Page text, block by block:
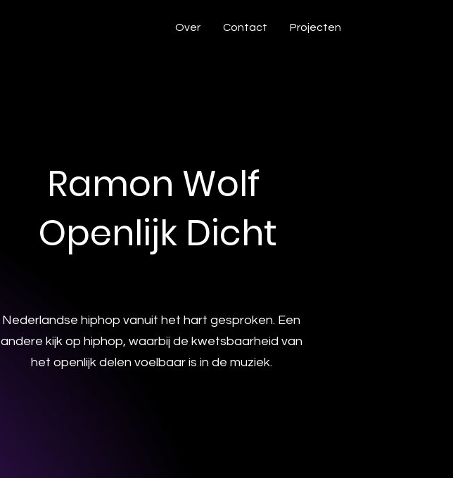
Over Contact Projecten
Ramon Wolf
Openlijk Dicht
Nederlandse hiphop vanuit het hart gesproken. Een
andere kijk op hiphop, waarbij de kwetsbaarheid van
het openlijk delen voelbaar is in de muziek.